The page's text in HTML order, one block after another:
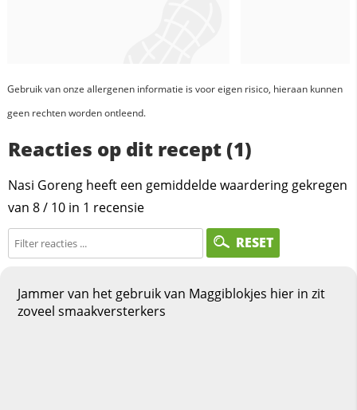
Gebruik van onze allergenen informatie is voor eigen risico, hieraan kunnen
geen rechten worden ontleend.
Reacties op dit recept (1)
Nasi Goreng heeft een gemiddelde waardering gekregen
van 8/ 10 in 1 recensie
RESET
Jammer van het gebruik van Maggiblokjes hier in zit
zoveel smaakversterkers